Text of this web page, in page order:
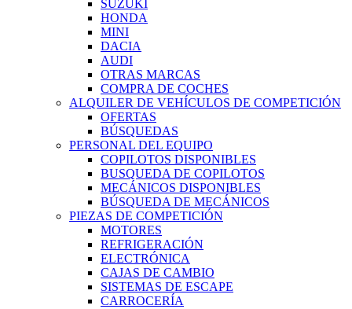
SUZUKI
HONDA
MINI
DACIA
AUDI
OTRAS MARCAS
COMPRA DE COCHES
ALQUILER DE VEHÍCULOS DE COMPETICIÓN
OFERTAS
BÚSQUEDAS
PERSONAL DEL EQUIPO
COPILOTOS DISPONIBLES
BUSQUEDA DE COPILOTOS
MECÁNICOS DISPONIBLES
BÚSQUEDA DE MECÁNICOS
PIEZAS DE COMPETICIÓN
MOTORES
REFRIGERACIÓN
ELECTRÓNICA
CAJAS DE CAMBIO
SISTEMAS DE ESCAPE
CARROCERÍA